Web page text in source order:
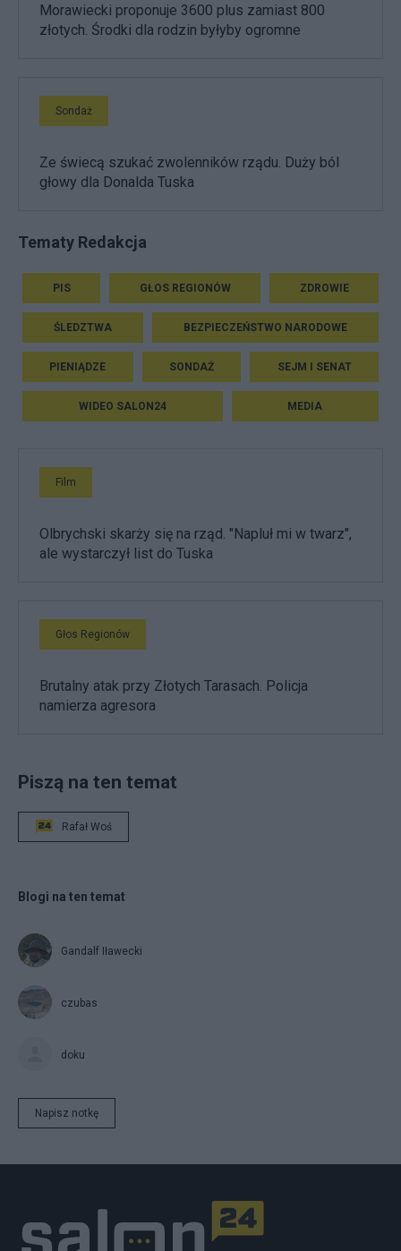
Morawiecki proponuje 3600 plus zamiast 800
złotych. Środki dla rodzin byłyby ogromne
Sondaż
Ze świecą szukać zwolenników rządu. Duży ból
głowy dla Donalda Tuska
Tematy Redakcja
PIS GŁOS REGIONÓW ZDROWIE
ŚLEDZTWA BEZPIECZEŃSTWO NARODOWE
PIENIĄDZE SONDAŻ SEJM I SENAT
WIDEO SALON24 MEDIA
Film
Olbrychski skarży się na rząd. "Napluł mi w twarz",
ale wystarczył list do Tuska
Głos Regionów
Brutalny atak przy Złotych Tarasach. Policja
namierza agresora
Piszą na ten temat
Rafał Woś
Blogi na ten temat
Gandalf Iławecki
czubas
doku
Napisz notkę